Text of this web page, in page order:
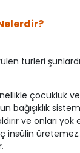
türleri
çocukluk
bağışıklık
ve onları yok
üretemez.